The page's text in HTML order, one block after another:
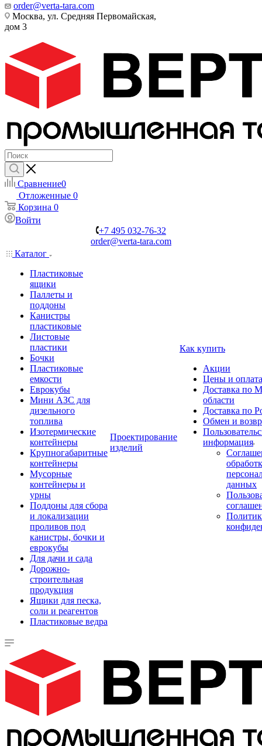
order@verta-tara.com
Москва, ул. Средняя Первомайская,
дом 3
Сравнение0
Отложенные 0
Корзина 0
Войти
+7 495 032-76-32
order@verta-tara.com
Каталог
Пластиковые
ящики
Паллеты и
поддоны
Канистры
пластиковые
Листовые
пластики
Бочки
Пластиковые
емкости
Еврокубы
Мини АЗС для
дизельного
топлива
Изотермические
контейнеры
Крупногабаритные
контейнеры
Мусорные
контейнеры и
урны
Поддоны для сбора
и локализации
проливов под
канистры, бочки и
еврокубы
Для дачи и сада
Дорожно-
строительная
продукция
Ящики для песка,
соли и реагентов
Пластиковые ведра
Проектирование
изделий
Как купить
Акции
Цены и оплата
Доставка по
области
Доставка по
Обмен и
информация
данных